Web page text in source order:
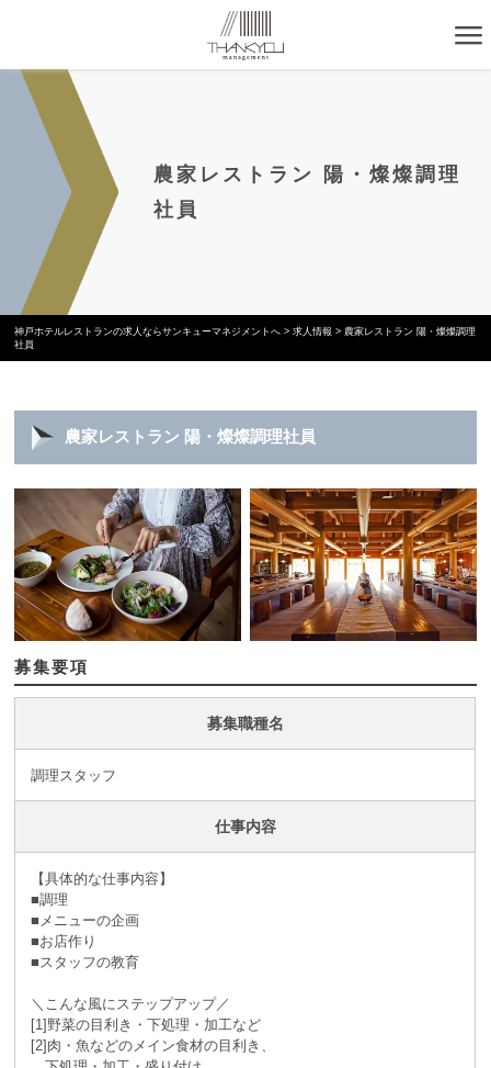
農家レストラン 陽・燦燦調理
社員
神戸ホテルレストランの求人ならサンキューマネジメントへ >求人情報 > 農家レストラン 陽・燦燦調理
社員
農家レストラン 陽・燦燦調理社員
募集要項
募集職種名
調理スタッフ
仕事内容
【具体的な仕事内容】
■調理
■メニューの企画
■お店作り
■スタッフの教育
＼こんな風にステップアップ／
[1]野菜の目利き・下処理・加工など
[2]肉・魚などのメイン食材の目利き、